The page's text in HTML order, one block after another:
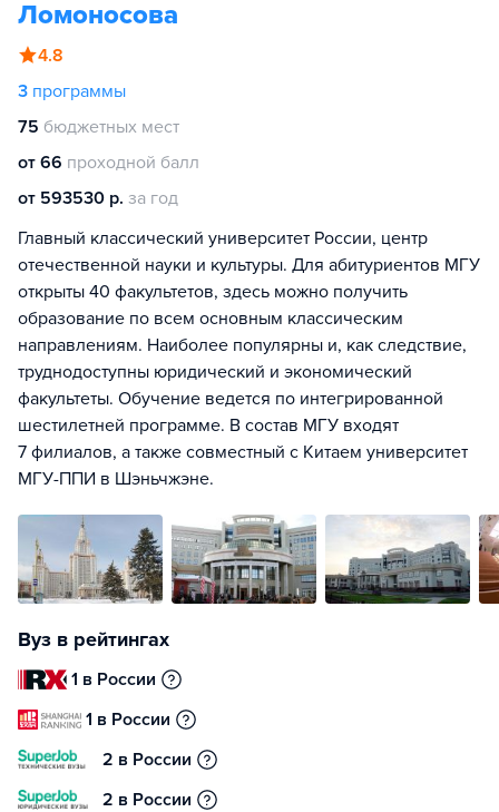
Ломоносова
4.8
3 программы
75 бюджетных мест
от 66 проходной балл
от 593530 р. за год
Главный классический университет России, центр
отечественной науки и культуры. Для абитуриентов МГУ
открыты 40 факультетов, здесь можно получить
образование по всем основным классическим
направлениям. Наиболее популярны и, как следствие,
труднодоступны юридический и экономический
факультеты. Обучение ведется по интегрированной
шестилетней программе. В состав МГУ входят
7 филиалов, а также совместный с Китаем университет
МГУ-ППИ в Шэньчжэне.
Вуз в рейтингах
1 в России
1 в России
2 в России
2 в России